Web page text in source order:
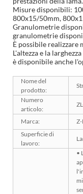
Misure disponibili:
800x15/50mm,
Granulometrie
granulometrie
È possibile
L'altezza e la
è disponibile anche
Nome del
prodotto:
Numero
articolo:
Marca:
Superficie di
lavoro:
•